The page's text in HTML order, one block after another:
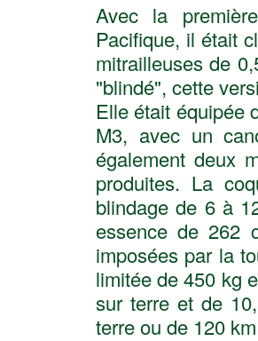
Avec la
Pacifique, il était
mitrailleuses de
"blindé", cette
Elle était équipée
M3, avec un
également deux
produites. La
blindage de 6 à
essence de 262
imposées par la
limitée de 450 kg
sur terre et de
terre ou de 120